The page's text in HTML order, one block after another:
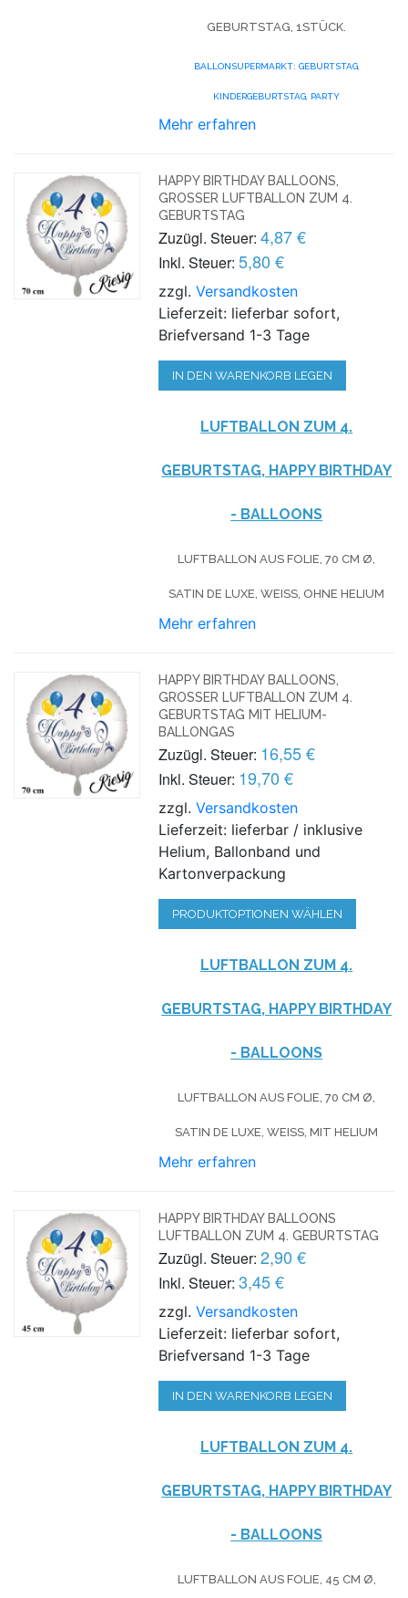
EBURTSTAG, 1STÜCK.
BALLONSUPERMARKT: GEBURTSTAG,
KINDERGEBURTSTAG PARTY
Mehr erfahren
HAPPY BIRTHDAY BALLOONS,
GROSSER LUFTBALLON ZUM 4. G
EBURTSTAG
Zuzügl. Steuer: 4,87 €
Inkl. Steuer: 5,80 €
zzgl.Versandkosten
Lieferzeit: lieferbar sofort,
Briefversand 1-3 Tage
IN DEN WARENKORB LEGEN
LUFTBALLON ZUM 4.
GEBURTSTAG, HAPPY BIRTHDAY
- BALLOONS
LUFTBALLON AUS FOLIE, 70 CM Ø,
SATIN DE LUXE, WEISS, OHNE HELIUM
Mehr erfahren
HAPPY BIRTHDAY BALLOONS,
GROSSER LUFTBALLON ZUM 4. G
EBURTSTAG MIT HELIUM-B
ALLONGAS
Zuzügl. Steuer: 16,55 €
Inkl. Steuer: 19,70 €
zzgl.Versandkosten
Lieferzeit: lieferbar / inklusive
Helium, Ballonband und
Kartonverpackung
PRODUKTOPTIONEN WÄHLEN
LUFTBALLON ZUM 4.
GEBURTSTAG, HAPPY BIRTHDAY
- BALLOONS
LUFTBALLON AUS FOLIE, 70 CM Ø,
SATIN DE LUXE, WEISS, MIT HELIUM
Mehr erfahren
HAPPY BIRTHDAY BALLOONS
LUFTBALLON ZUM 4. GEBURTSTAG
Zuzügl. Steuer: 2,90 €
Inkl. Steuer: 3,45 €
zzgl.Versandkosten
Lieferzeit: lieferbar sofort,
Briefversand 1-3 Tage
IN DEN WARENKORB LEGEN
LUFTBALLON ZUM 4.
GEBURTSTAG, HAPPY BIRTHDAY
- BALLOONS
LUFTBALLON AUS FOLIE, 45 CM Ø,